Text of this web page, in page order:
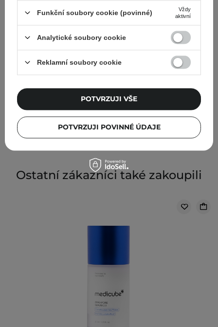
Boosting Capsule Cream - Krém v kapslích s kolagenem
a retinolem - 50 ml
583,00 Kč
437,00 Kč
Ostatní zákazníci také zakoupili
Funkční soubory cookie (povinné)
Vždy
aktivní
Analytické soubory cookie
Reklamní soubory cookie
POTVRZUJI POVINNÉ ÚDAJE
POTVRZUJI VŠE